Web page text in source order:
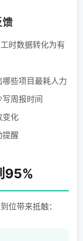
馈
时数据转化为有
些项目最耗人力
周报时间
化
醒
95%
位带来抵触：